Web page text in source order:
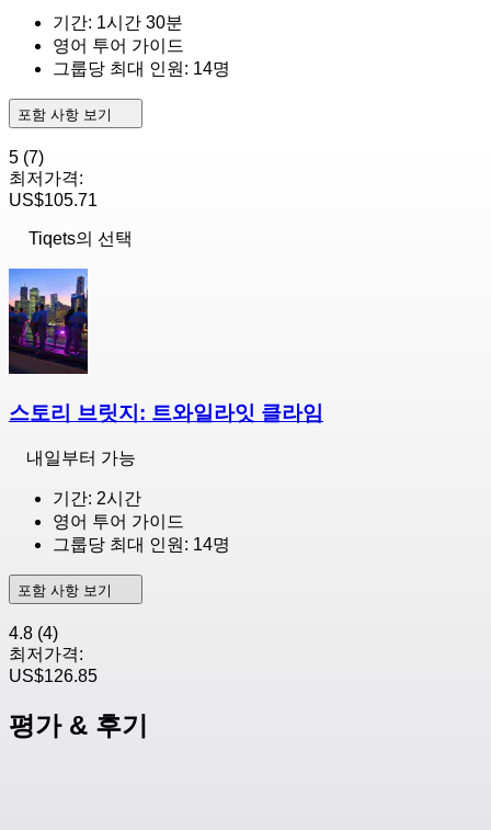
기간: 1시간 30분
영어 투어 가이드
그룹당 최대 인원: 14명
포함 사항 보기
5 (7)
최저가격:
US$105.71
Tiqets의 선택
스토리 브릿지: 트와일라잇 클라임
내일부터 가능
기간: 2시간
영어 투어 가이드
그룹당 최대 인원: 14명
포함 사항 보기
4.8 (4)
최저가격:
US$126.85
평가 & 후기